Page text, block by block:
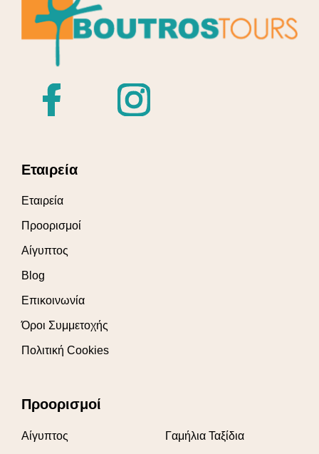
Εταιρεία
Εταιρεία
Προορισμοί
Αίγυπτος
Blog
Επικοινωνία
Όροι Συμμετοχής
Πολιτική Cookies
Προορισμοί
Αίγυπτος Γαμήλια Ταξίδια